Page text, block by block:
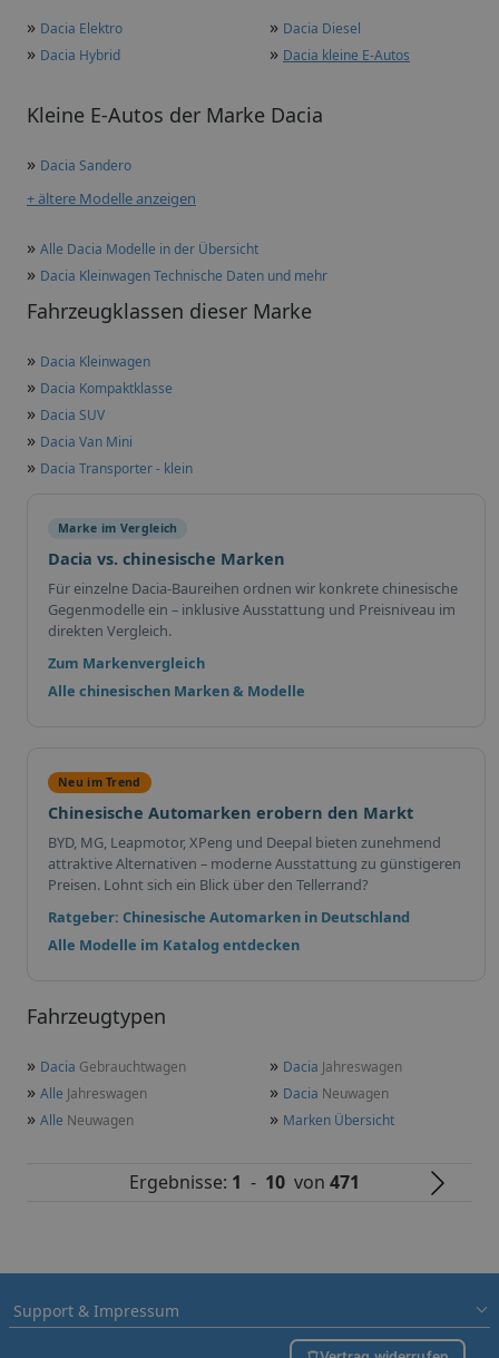
» Dacia Elektro » Dacia Diesel
» Dacia Hybrid » Dacia kleine E-Autos
Kleine E-Autos der Marke Dacia
» Dacia Sandero
+ ältere Modelle anzeigen
» Alle Dacia Modelle in der Übersicht
» Dacia Kleinwagen Technische Daten und mehr
Fahrzeugklassen dieser Marke
» Dacia Kleinwagen
» Dacia Kompaktklasse
» Dacia SUV
» Dacia Van Mini
» Dacia Transporter - klein
Marke im Vergleich
Dacia vs. chinesische Marken
Für einzelne Dacia-Baureihen ordnen wir konkrete chinesische
Gegenmodelle ein – inklusive Ausstattung und Preisniveau im
direkten Vergleich.
Zum Markenvergleich
Alle chinesischen Marken & Modelle
Neu im Trend
Chinesische Automarken erobern den Markt
BYD, MG, Leapmotor, XPeng und Deepal bieten zunehmend
attraktive Alternativen – moderne Ausstattung zu günstigeren
Preisen. Lohnt sich ein Blick über den Tellerrand?
Ratgeber: Chinesische Automarken in Deutschland
Alle Modelle im Katalog entdecken
Fahrzeugtypen
» Dacia Gebrauchtwagen » Dacia Jahreswagen
» Alle Jahreswagen » Dacia Neuwagen
» Alle Neuwagen » Marken Übersicht
Ergebnisse: 1 - 10 von471
Support & Impressum